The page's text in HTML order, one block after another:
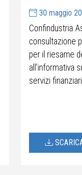
30 maggio
Confindustria
consultazione
per il riesame
all’informativa
servizi finanziari